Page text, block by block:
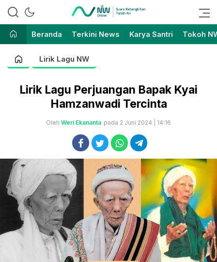
Nahdlatul Wathan Online
Suara Kebangkitan Tanah Air
Beranda
Terkini News Karya Santri Tokoh
Lirik Lagu NW
Lirik Lagu Perjuangan Bapak Kyai
Hamzanwadi Tercinta
Oleh Weri Ekananta pada 2 Juni 2024 | 14:16